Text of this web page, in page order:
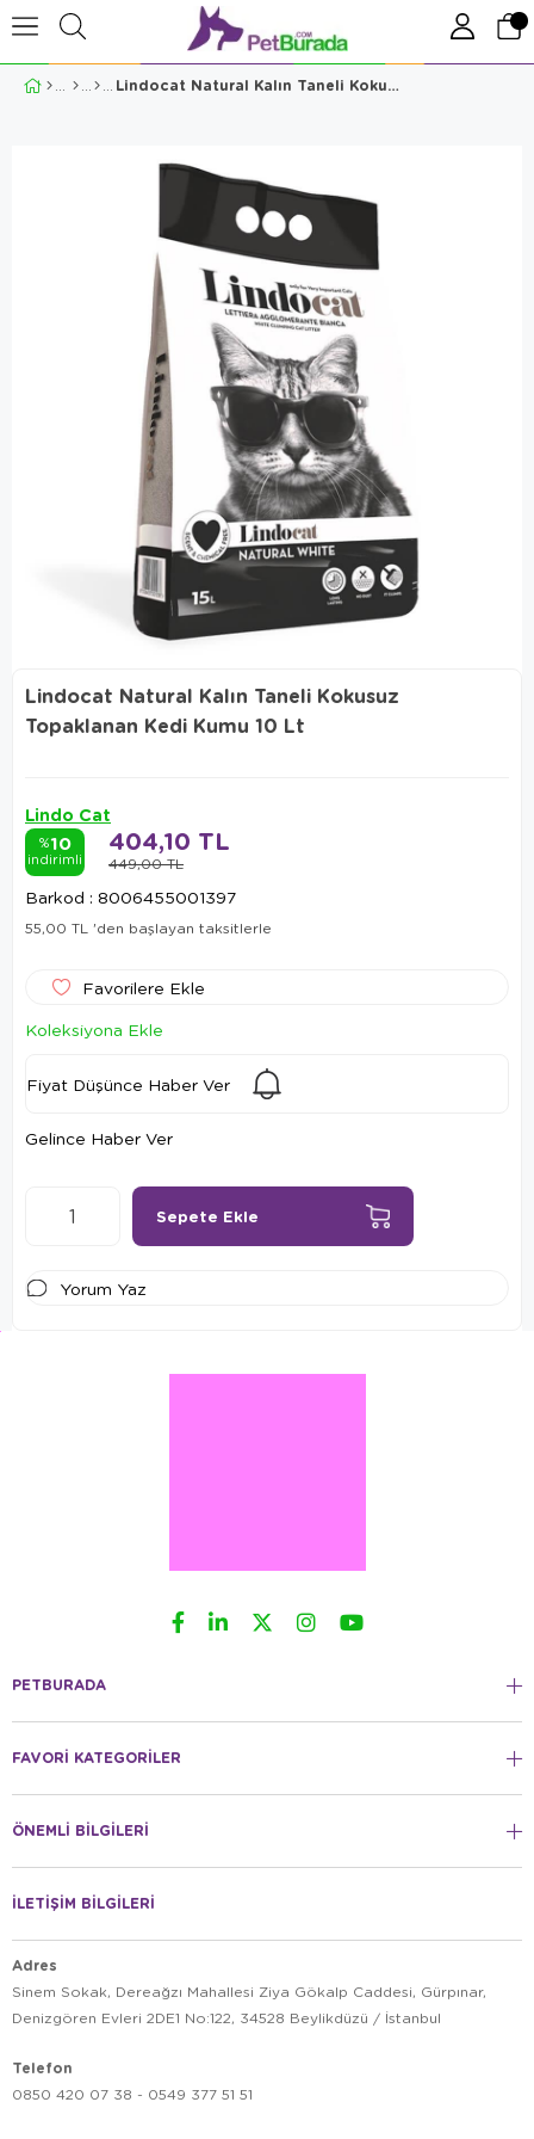
Lindocat Natural Kalın Taneli Kokusuz Topaklanan Kedi Kumu 10 Lt
Lindocat Natural Kalın Taneli Kokusuz
Topaklanan Kedi Kumu 10 Lt
Lindo Cat
%10
indirimli 449,00 TL
404,10 TL
Barkod : 8006455001397
55,00 TL 'den başlayan taksitlerle
Favorilere Ekle
Koleksiyona Ekle
Fiyat Düşünce Haber Ver
Gelince Haber Ver
Yorum Yaz
PETBURADA
FAVORİ KATEGORİLER
ÖNEMLİ BİLGİLERİ
İLETİŞİM BİLGİLERİ
Adres
Sinem Sokak, Dereağzı Mahallesi Ziya Gökalp Caddesi, Gürpınar,
Denizgören Evleri 2DE1 No:122, 34528 Beylikdüzü / İstanbul
Telefon
0850 420 07 38 - 0549 377 51 51